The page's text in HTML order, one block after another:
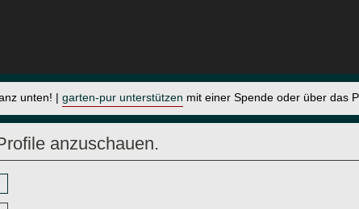
unten! | garten-pur unterstützen mit einer Spende oder über das
anzuschauen.